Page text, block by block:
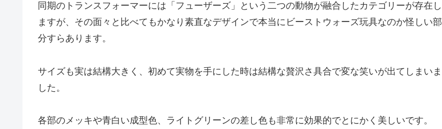
同期のトランスフォーマーには「フューザーズ」という二つの動物が融合したカテゴリーが存在し
ますが、その面々と比べてもかなり素直なデザインで本当にビーストウォーズ玩具なのか怪しい部
分すらあります。
サイズも実は結構大きく、初めて実物を手にした時は結構な贅沢さ具合で変な笑いが出てしまいま
した。
各部のメッキや青白い成型色、ライトグリーンの差し色も非常に効果的でとにかく美しいです。